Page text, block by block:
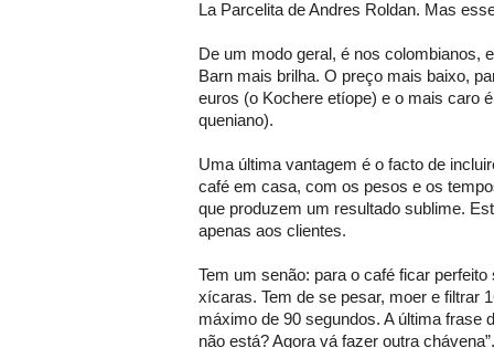
La Parcelita de Andres Roldan. Mas
De um modo geral, é nos colombianos,
Barn mais brilha. O preço mais baixo,
euros (o Kochere etíope) e o mais caro
queniano).
Uma última vantagem é o facto de
café em casa, com os pesos e os
que produzem um resultado sublime.
apenas aos clientes.
Tem um senão: para o café ficar
xícaras. Tem de se pesar, moer e filtrar
máximo de 90 segundos. A última frase
não está? Agora vá fazer outra chávena”.